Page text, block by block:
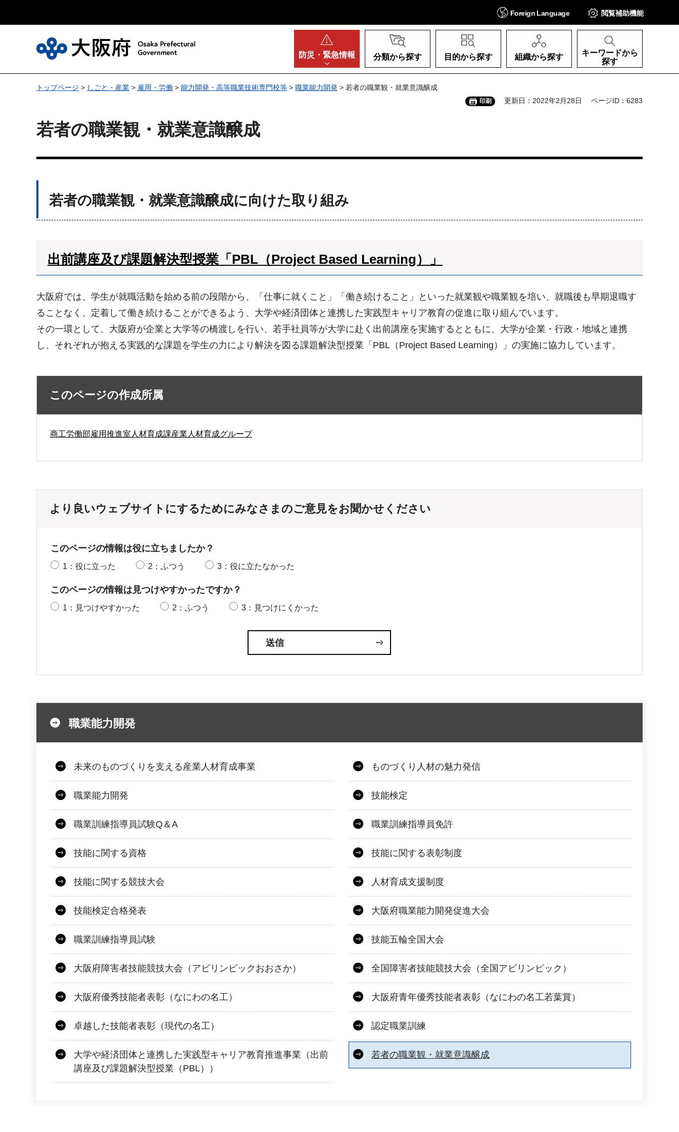
Foreign Language 閲覧補助機能
防災・ 緊急情報 分類から探す 目的から探す 組織から探す
キーワードから
探す
トップページ > しごと・産業 > 雇用・労働 > 能力開発・高等職業技術専門校等 > 職業能力開発 > 若者の職業観・就業意識醸成
印刷 更新日：2022年2月28日 ページID：6283
若者の職業観・就業意識醸成
若者の職業観・就業意識醸成に向けた取り組み
出前講座及び課題解決型授業「PBL（Project Based Learning）」
大阪府では、学生が就職活動を始める前の段階から、「仕事に就くこと」「働き続けること」といった就業観や職業観を培い、就職後も早期退職す
ることなく、定着して働き続けることができるよう、大学や経済団体と連携した実践型キャリア教育の促進に取り組んでいます。
その一環として、大阪府が企業と大学等の橋渡しを行い、若手社員等が大学に赴く出前講座を実施するとともに、大学が企業・行政・地域と連携
し、それぞれが抱える実践的な課題を学生の力により解決を図る課題解決型授業「PBL（Project Based Learning）」の実施に協力しています。
このページの作成所属
商工労働部雇用推進室人材育成課産業人材育成グループ
より良いウェブサイトにするためにみなさまのご意見をお聞かせください
このページの情報は役に立ちましたか？
1：役に立った 2：ふつう 3：役に立たなかった
このページの情報は見つけやすかったですか？
1：見つけやすかった 2：ふつう 3：見つけにくかった
職業能力開発
未来のものづくりを支える産業人材育成事業 ものづくり人材の魅力発信
職業能力開発 技能検定
職業訓練指導員試験Q＆A 職業訓練指導員免許
技能に関する資格 技能に関する表彰制度
技能に関する競技大会 人材育成支援制度
技能検定合格発表 大阪府職業能力開発促進大会
職業訓練指導員試験 技能五輪全国大会
大阪府障害者技能競技大会（アビリンピックおおさか） 全国障害者技能競技大会（全国アビリンピック）
大阪府優秀技能者表彰（なにわの名工） 大阪府青年優秀技能者表彰（なにわの名工若葉賞）
卓越した技能者表彰（現代の名工） 認定職業訓練
大学や経済団体と連携した実践型キャリア教育推進事業（出前
講座及び課題解決型授業（PBL））
若者の職業観・就業意識醸成